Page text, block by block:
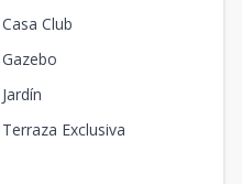
Casa Club
Gazebo
Jardín
Terraza Exclusiva